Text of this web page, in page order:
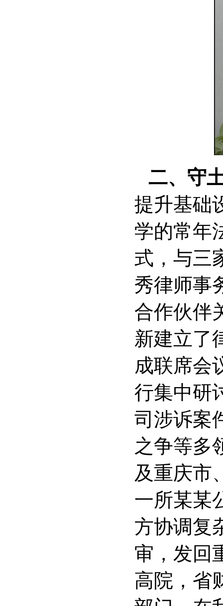
二、守
提升基础
学的常年
式，与三
秀律师事
合作伙伴
新建立了
成联席会
行集中研
司涉诉案
之争等多
及重庆市
一所某某
方协调复
审，发回
高院，省